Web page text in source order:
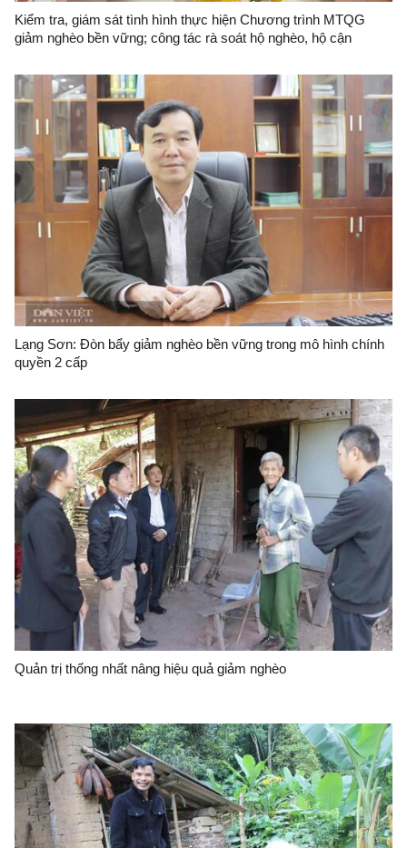
Kiểm tra, giám sát tình hình thực hiện Chương trình MTQG
giảm nghèo bền vững; công tác rà soát hộ nghèo, hộ cận
mức sống trung bình và Chương trình MTQG xây dựng nông
thôn mới năm 2025 tại xã Tân Văn
Lạng Sơn: Đòn bẩy giảm nghèo bền vững trong mô hình chính
quyền 2 cấp
Quản trị thống nhất nâng hiệu quả giảm nghèo